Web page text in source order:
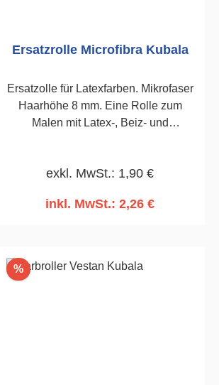
Ersatzrolle Microfibra Kubala
Ersatzolle für Latexfarben. Mikrofaser
Haarhöhe 8 mm. Eine Rolle zum
Malen mit Latex-, Beiz- und
durch Thermofusion hergestellt, die
Verschweißung des Textilmaterials
kompatibel mit Griff Kat. Nr. 4196 und
exkl. MwSt.: 1,90 €
inkl. MwSt.: 2,26 €
%Rabatt